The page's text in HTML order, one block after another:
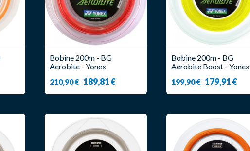
Bobine 200m - BG
Aerobite - Yonex
210,90 € 189,81 €
Bobine 200m - BG
Aerobite Boost - Yonex
199,90 € 179,91 €